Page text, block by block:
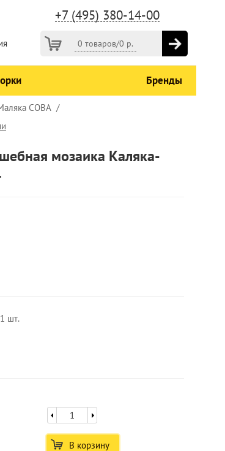
+7 (495) 380-14-00
0 товаров/0 р.
Бренды
СОВА
мозаика Каляка-
шт.
В корзину